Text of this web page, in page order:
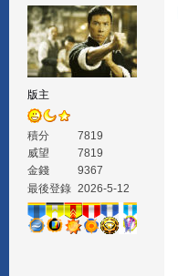
版主
積分
7819
威望
7819
金錢
9367
最後登錄 2026-5-12